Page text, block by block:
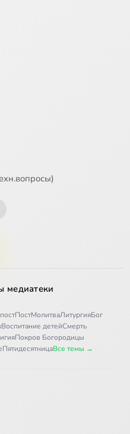
медиатеки
ПостМолитваЛитургияБог
Воспитание детейСмерть
Покров Богородицы
ПятидесятницаВсе темы →